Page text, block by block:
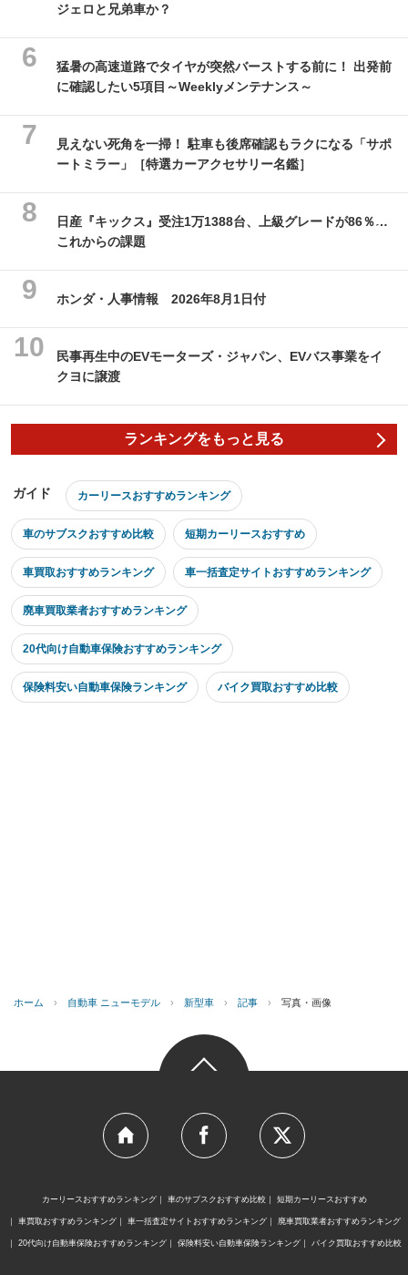
ジェロと兄弟車か？
猛暑の高速道路でタイヤが突然バーストする前に！ 出発前
に確認したい5項目～Weeklyメンテナンス～
見えない死角を一掃！ 駐車も後席確認もラクになる「サポ
ートミラー」［特選カーアクセサリー名鑑］
日産『キックス』受注1万1388台、上級グレードが86％…
これからの課題
ホンダ・人事情報 2026年8月1日付
民事再生中のEVモーターズ・ジャパン、EVバス事業をイ
クヨに譲渡
ランキングをもっと見る
ガイド カーリースおすすめランキング
車のサブスクおすすめ比較 短期カーリースおすすめ
車買取おすすめランキング 車一括査定サイトおすすめランキング
廃車買取業者おすすめランキング
20代向け自動車保険おすすめランキング
保険料安い自動車保険ランキング バイク買取おすすめ比較
ホーム › 自動車 ニューモデル › 新型車 › 記事 › 写真・画像
カーリースおすすめランキング 車のサブスクおすすめ比較 短期カーリースおすすめ
車買取おすすめランキング 車一括査定サイトおすすめランキング 廃車買取業者おすすめランキング
20代向け自動車保険おすすめランキング 保険料安い自動車保険ランキング バイク買取おすすめ比較